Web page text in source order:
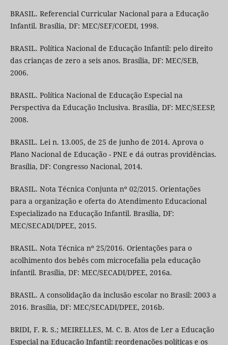
BRASIL. Referencial Curricular Nacional para a Educação
Infantil. Brasília, DF: MEC/SEF/COEDI, 1998.
BRASIL. Política Nacional de Educação Infantil: pelo direito
das crianças de zero a seis anos. Brasília, DF: MEC/SEB,
2006.
BRASIL. Política Nacional de Educação Especial na
Perspectiva da Educação Inclusiva. Brasília, DF: MEC/SEESP,
2008.
BRASIL. Lei n. 13.005, de 25 de junho de 2014. Aprova o
Plano Nacional de Educação - PNE e dá outras providências.
Brasília, DF: Congresso Nacional, 2014.
BRASIL. Nota Técnica Conjunta nº 02/2015. Orientações
para a organização e oferta do Atendimento Educacional
Especializado na Educação Infantil. Brasília, DF:
MEC/SECADI/DPEE, 2015.
BRASIL. Nota Técnica nº 25/2016. Orientações para o
acolhimento dos bebês com microcefalia pela educação
infantil. Brasília, DF: MEC/SECADI/DPEE, 2016a.
BRASIL. A consolidação da inclusão escolar no Brasil: 2003 a
2016. Brasília, DF: MEC/SECADI/DPEE, 2016b.
BRIDI, F. R. S.; MEIRELLES, M. C. B. Atos de Ler a Educação
Especial na Educação Infantil: reordenações políticas e os